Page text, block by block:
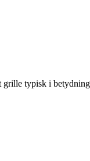
typisk i